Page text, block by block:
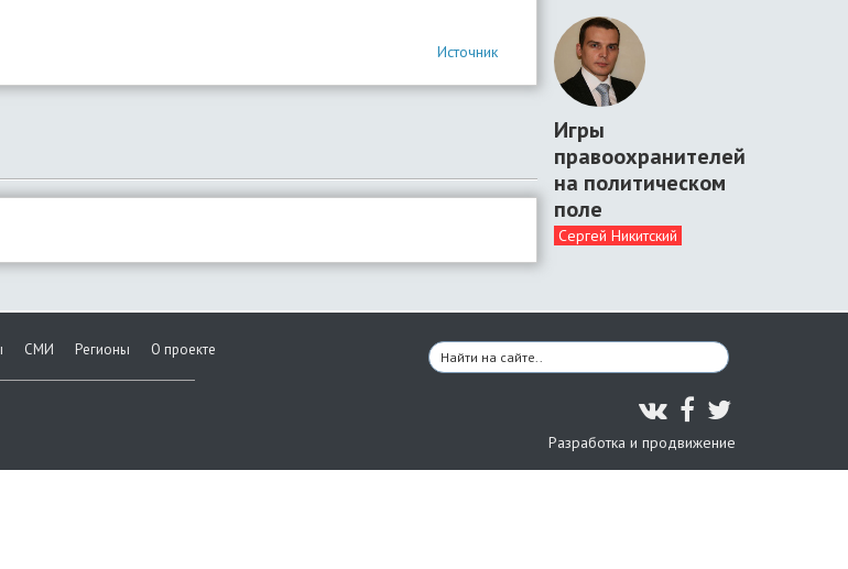
Источник
Игры
правоохранителей
на политическом
поле
Сергей Никитский
СМИ Регионы О проекте
Разработка и продвижение